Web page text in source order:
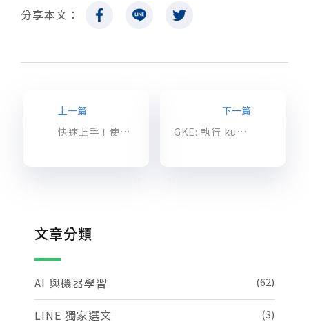
分享本文：
上一篇
快速上手！使用 Kubernetes 建立 Spark 服務
下一篇
GKE: 執行 kubectl 找不到 default credential 的解法
文章分類
AI 與機器學習 (62)
LINE 獨家選文 (3)